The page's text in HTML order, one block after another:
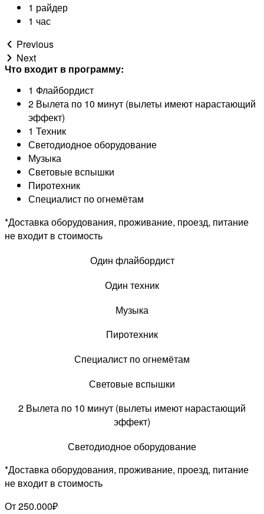
1 райдер
1 час
Previous
Next
Что входит в программу:
1 Флайбордист
2 Вылета по 10 минут (вылеты имеют нарастающий
эффект)
1 Техник
Светодиодное оборудование
Музыка
Световые вспышки
Пиротехник
Специалист по огнемётам
*Доставка оборудования, проживание, проезд, питание
не входит в стоимость
Один флайбордист
Один техник
Музыка
Пиротехник
Специалист по огнемётам
Световые вспышки
2 Вылета по 10 минут (вылеты имеют нарастающий
эффект)
Светодиодное оборудование
*Доставка оборудования, проживание, проезд, питание
не входит в стоимость
От 250.000₽